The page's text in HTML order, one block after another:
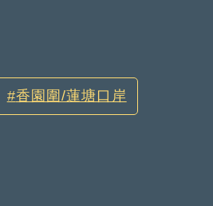
香園圍/蓮塘口岸